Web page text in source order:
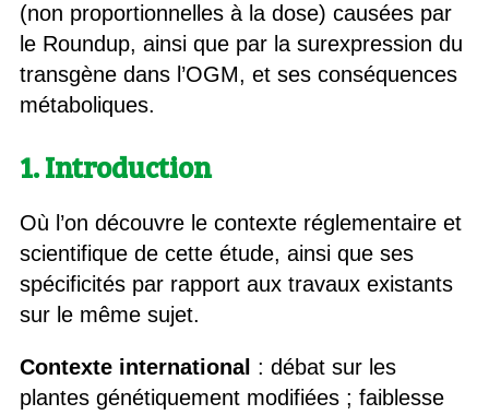
(non proportionnelles à la dose) causées par
le Roundup, ainsi que par la surexpression du
transgène dans l’OGM, et ses conséquences
métaboliques.
1. Introduction
Où l’on découvre le contexte réglementaire et
scientifique de cette étude, ainsi que ses
spécificités par rapport aux travaux existants
sur le même sujet.
Contexte international : débat sur les
plantes génétiquement modifiées ; faiblesse